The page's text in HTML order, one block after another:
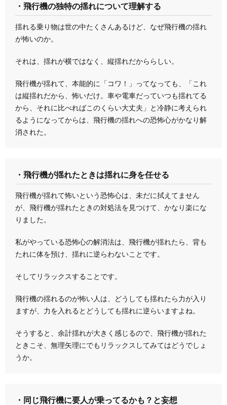
・飛行機の独特の揺れについて理解する
揺れる乗り物は世の中たくさんあるけど、なぜ飛行機の揺れ
が怖いのか。
それは、揺れが横ではなく、縦揺れだかららしい。
飛行機が揺れて、本能的に「コワ！」ってなっても、「これ
は縦揺れだから、怖いだけ。車や電車だっていつも揺れてる
から、それに比べればこのくらい大丈夫」と冷静に考えられ
るようになってからは、飛行機の揺れへの恐怖心がかなり解
消された。
・飛行機が揺れたときは揺れに身を任せる
飛行機が揺れて怖いという恐怖心は、未だに拭えてません
が、飛行機が揺れたときの対処法を見つけて、かなり楽にな
りました。
私がやっている恐怖心の解消法は、飛行機が揺れたら、背も
たれに体を預け、揺れに逆らわないことです。
そしてリラックスすることです。
飛行機の揺れるのが怖い人は、どうしても揺れたら力が入り
ますが、力を入れるとどうしても揺れに逆らいますよね。
そうすると、余計揺れが大きく感じるので、飛行機が揺れた
ときこそ、無理矢理にでもリラックスしてみてはどうでしょ
うか。
・同じ飛行機に要人が乗ってるかも？と妄想